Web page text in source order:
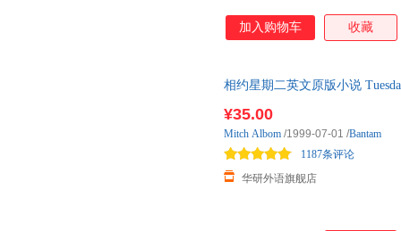
加入购物车 收藏
相约星期二英文原版小说
¥35.00
华研外语旗舰店
1187条评论
Mitch Albom /1999-07-01 /Bantam